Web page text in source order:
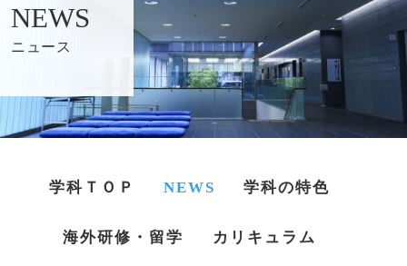
大学
NEWS
ニュース
学科ＴＯＰ NEWS 学科の特色
海外研修・留学 カリキュラム